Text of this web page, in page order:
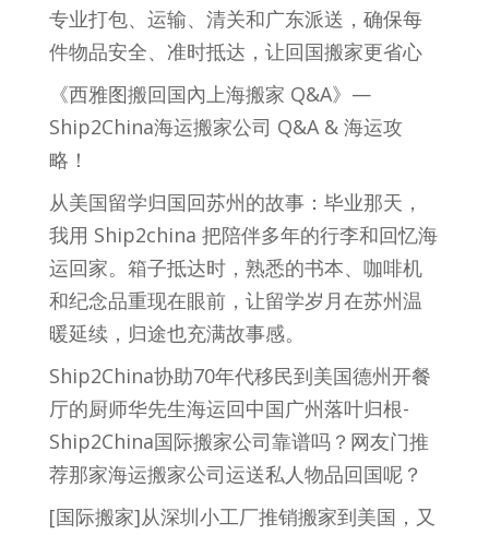
专业打包、运输、清关和广东派送，确保每
件物品安全、准时抵达，让回国搬家更省心
《西雅图搬回国內上海搬家 Q&A》—
Ship2China海运搬家公司 Q&A & 海运攻
略！
从美国留学归国回苏州的故事：毕业那天，
我用 Ship2china 把陪伴多年的行李和回忆海
运回家。箱子抵达时，熟悉的书本、咖啡机
和纪念品重现在眼前，让留学岁月在苏州温
暖延续，归途也充满故事感。
Ship2China协助70年代移民到美国德州开餐
厅的厨师华先生海运回中国广州落叶归根-
Ship2China国际搬家公司靠谱吗？网友门推
荐那家海运搬家公司运送私人物品回国呢？
[国际搬家]从深圳小工厂推销搬家到美国，又